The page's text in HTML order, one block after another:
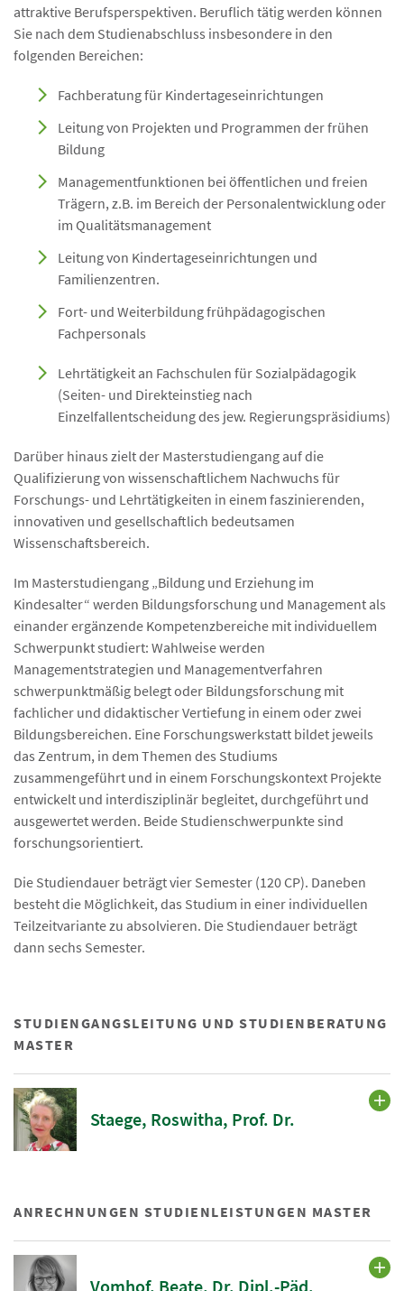
attraktive Berufsperspektiven. Beruflich tätig werden können
Sie nach dem Studienabschluss insbesondere in den
folgenden Bereichen:
Fachberatung für Kindertageseinrichtungen
Leitung von Projekten und Programmen der frühen
Bildung
Managementfunktionen bei öffentlichen und freien
Trägern, z.B. im Bereich der Personalentwicklung oder
im Qualitätsmanagement
Leitung von Kindertageseinrichtungen und
Familienzentren.
Fort- und Weiterbildung frühpädagogischen
Fachpersonals
Lehrtätigkeit an Fachschulen für Sozialpädagogik
(Seiten- und Direkteinstieg nach
Einzelfallentscheidung des jew. Regierungspräsidiums)
Darüber hinaus zielt der Masterstudiengang auf die
Qualifizierung von wissenschaftlichem Nachwuchs für
Forschungs- und Lehrtätigkeiten in einem faszinierenden,
innovativen und gesellschaftlich bedeutsamen
Wissenschaftsbereich.
Im Masterstudiengang „Bildung und Erziehung im
Kindesalter“ werden Bildungsforschung und Management als
einander ergänzende Kompetenzbereiche mit individuellem
Schwerpunkt studiert: Wahlweise werden
Managementstrategien und Managementverfahren
schwerpunktmäßig belegt oder Bildungsforschung mit
fachlicher und didaktischer Vertiefung in einem oder zwei
Bildungsbereichen. Eine Forschungswerkstatt bildet jeweils
das Zentrum, in dem Themen des Studiums
zusammengeführt und in einem Forschungskontext Projekte
entwickelt und interdisziplinär begleitet, durchgeführt und
ausgewertet werden. Beide Studienschwerpunkte sind
forschungsorientiert.
Die Studiendauer beträgt vier Semester (120 CP). Daneben
besteht die Möglichkeit, das Studium in einer individuellen
Teilzeitvariante zu absolvieren. Die Studiendauer beträgt
dann sechs Semester.
STUDIENGANGSLEITUNG UND STUDIENBERATUNG
MASTER
Staege, Roswitha, Prof. Dr.
ANRECHNUNGEN STUDIENLEISTUNGEN MASTER
Vomhof, Beate, Dr. Dipl.-Päd.